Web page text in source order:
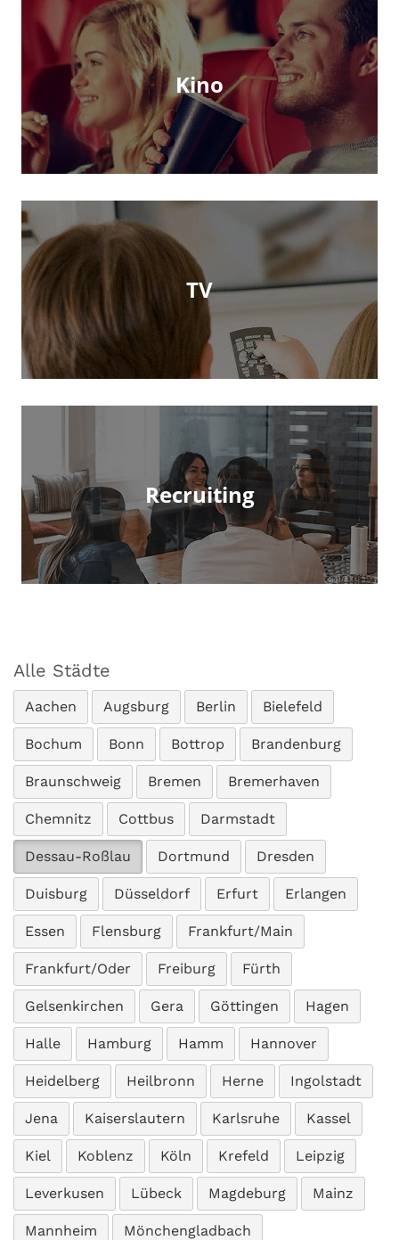
Kino
TV
Recruiting
Alle Städte
Aachen Augsburg Berlin Bielefeld
Bochum Bonn Bottrop Brandenburg
Braunschweig Bremen Bremerhaven
Chemnitz Cottbus Darmstadt
Dessau-Roßlau Dortmund Dresden
Duisburg Düsseldorf Erfurt Erlangen
Essen Flensburg Frankfurt/Main
Frankfurt/Oder Freiburg Fürth
Gelsenkirchen Gera Göttingen Hagen
Halle Hamburg Hamm Hannover
Heidelberg Heilbronn Herne Ingolstadt
Jena Kaiserslautern Karlsruhe Kassel
Kiel Koblenz Köln Krefeld Leipzig
Leverkusen Lübeck Magdeburg Mainz
Mannheim Mönchengladbach